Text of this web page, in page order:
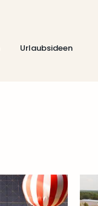
Urlaubsideen